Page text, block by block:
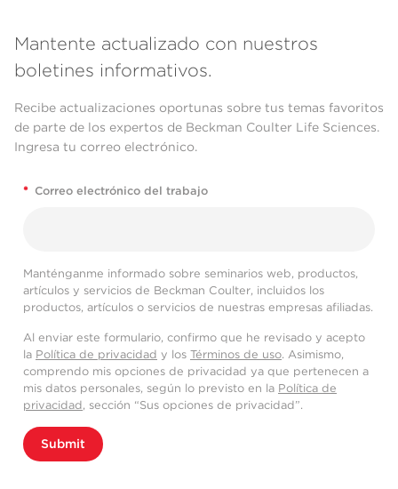
Mantente actualizado con nuestros
boletines informativos.
Recibe actualizaciones oportunas sobre tus temas favoritos
de parte de los expertos de Beckman Coulter Life Sciences.
Ingresa tu correo electrónico.
* Correo electrónico del trabajo
Manténganme informado sobre seminarios web, productos,
artículos y servicios de Beckman Coulter, incluidos los
productos, artículos o servicios de nuestras empresas afiliadas.
Al enviar este formulario, confirmo que he revisado y acepto
la Política de privacidad y los Términos de uso. Asimismo,
comprendo mis opciones de privacidad ya que pertenecen a
mis datos personales, según lo previsto en la Política de
privacidad, sección “Sus opciones de privacidad”.
Submit